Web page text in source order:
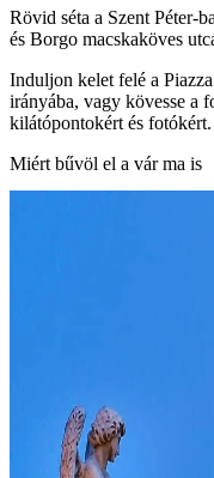
Rövid séta a Szent
és Borgo macskaköves
Induljon kelet felé a
irányába, vagy kövesse a
kilátópontokért és fotókért.
Miért bűvöl el a vár ma is